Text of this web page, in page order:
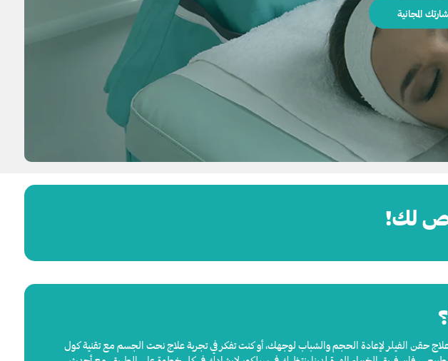
المجانية
لك!
حقن الفيلر لإعادة الحجم والشباب لوجهك، أو كنت تفكر في تجربة علاج نحت الجسم مع تقنية كول